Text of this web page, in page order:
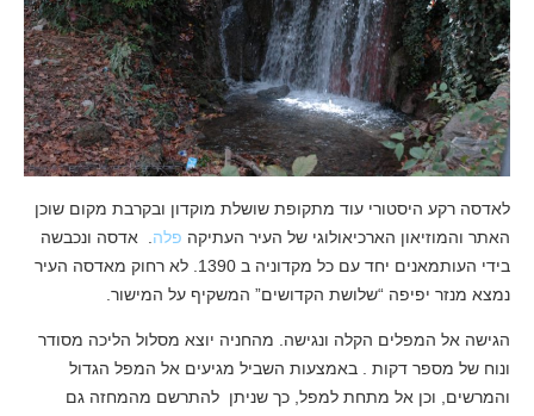
לאדסה רקע היסטורי עוד מתקופת שושלת מוקדון ובקרבת מקום שוכן
האתר והמוזיאון הארכיאולוגי של העיר העתיקה פלה . אדסה ונכבשה
בידי העותמאנים יחד עם כל מקדוניה ב 1390. לא רחוק מאדסה העיר
נמצא מנזר יפיפה “שלושת הקדושים” המשקיף על המישור.
הגישה אל המפלים הקלה ונגישה. מהחניה יוצא מסלול הליכה מסודר
ונוח של מספר דקות . באמצעות השביל מגיעים אל המפל הגדול
והמרשים, וכן אל מתחת למפל, כך שניתן להתרשם מהמחזה גם